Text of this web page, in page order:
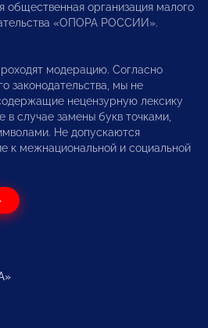
организация малого
«ОПОРА РОССИИ».
модерацию. Согласно
законодательства, мы не
нецензурную лексику
случае замены букв точками,
Не допускаются
к межнациональной и социальной